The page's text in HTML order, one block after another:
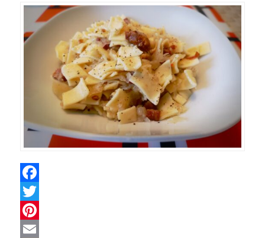
Facebook
Twitter
Pinterest